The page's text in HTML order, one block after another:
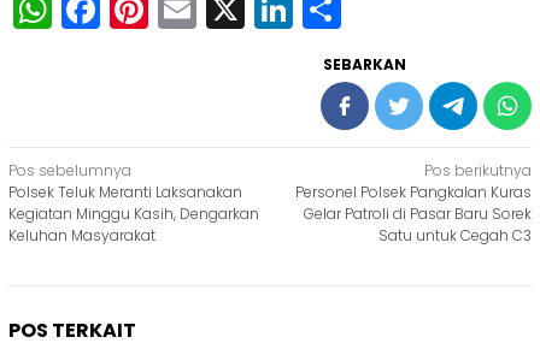
SEBARKAN
Navigasi
pos
Pos sebelumnya
Polsek Teluk Meranti Laksanakan
Kegiatan Minggu Kasih, Dengarkan
Keluhan Masyarakat
Pos berikutnya
Personel Polsek Pangkalan Kuras
Gelar Patroli di Pasar Baru Sorek
Satu untuk Cegah C3
POS TERKAIT